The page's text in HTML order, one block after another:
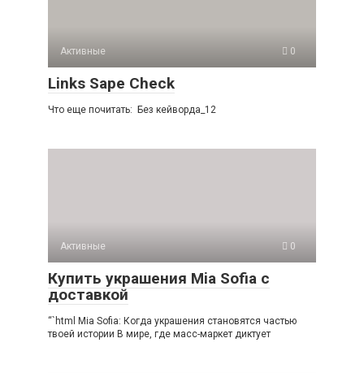
Активные 0
Links Sape Check
Что еще почитать: Без кейворда_12
Активные 0
Купить украшения Mia Sofia с
доставкой
“`html Mia Sofia: Когда украшения становятся частью
твоей истории В мире, где масс-маркет диктует